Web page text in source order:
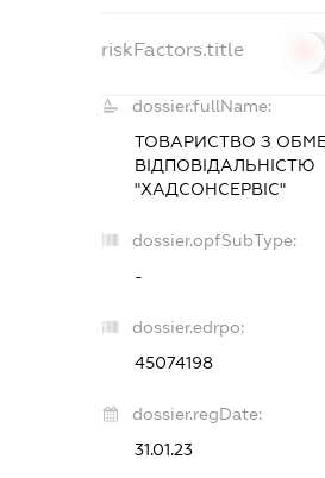
riskFactors.title
dossier.fullName:
ТОВАРИСТВО З
ВІДПОВІДАЛЬНІСТЮ
"ХАДСОНСЕРВІС"
dossier.opfSubType:
-
dossier.edrpo:
45074198
dossier.regDate:
31.01.23